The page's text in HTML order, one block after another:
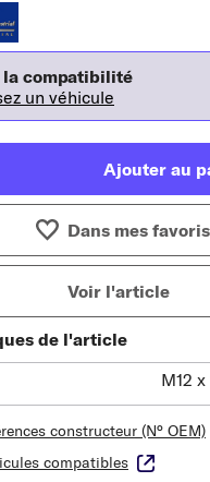
compatibilité
un véhicule
Ajouter au
Dans mes favoris
Voir l'article
de l'article
M12 x
constructeur (N° OEM)
compatibles